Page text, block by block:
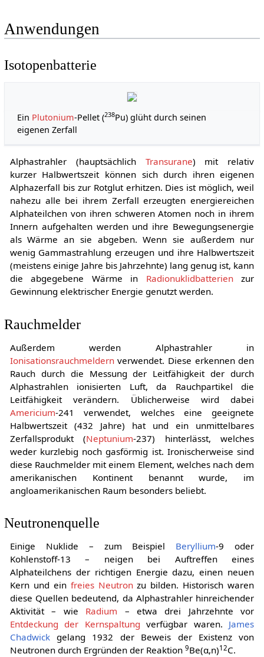
Anwendungen
Isotopenbatterie
Ein Plutonium-Pellet (238Pu) glüht durch seinen
eigenen Zerfall
Alphastrahler (hauptsächlich Transurane) mit relativ
kurzer Halbwertszeit können sich durch ihren eigenen
Alphazerfall bis zur Rotglut erhitzen. Dies ist möglich, weil
nahezu alle bei ihrem Zerfall erzeugten energiereichen
Alphateilchen von ihren schweren Atomen noch in ihrem
Innern aufgehalten werden und ihre Bewegungsenergie
als Wärme an sie abgeben. Wenn sie außerdem nur
wenig Gammastrahlung erzeugen und ihre Halbwertszeit
(meistens einige Jahre bis Jahrzehnte) lang genug ist, kann
die abgegebene Wärme in Radionuklidbatterienzur
Gewinnung elektrischer Energie genutzt werden.
Rauchmelder
Außerdem werden Alphastrahler in
Ionisationsrauchmeldernverwendet. Diese erkennen den
Rauch durch die Messung der Leitfähigkeit der durch
Alphastrahlen ionisierten Luft, da Rauchpartikel die
Leitfähigkeit verändern. Üblicherweise wird dabei
Americium-241 verwendet, welches eine geeignete
Halbwertszeit (432 Jahre) hat und ein unmittelbares
Zerfallsprodukt (Neptunium-237) hinterlässt, welches
weder kurzlebig noch gasförmig ist. Ironischerweise sind
diese Rauchmelder mit einem Element, welches nach dem
amerikanischen Kontinent benannt wurde, im
angloamerikanischen Raum besonders beliebt.
Neutronenquelle
Einige Nuklide – zum Beispiel Beryllium-9 oder
Kohlenstoff-13 – neigen bei Auftreffen eines
Alphateilchens der richtigen Energie dazu, einen neuen
Kern und ein freies Neutronzu bilden. Historisch waren
diese Quellen bedeutend, da Alphastrahler hinreichender
Aktivität – wie Radium – etwa drei Jahrzehnte vor
Entdeckung der Kernspaltung verfügbar waren. James
Chadwickgelang 1932 der Beweis der Existenz von
Neutronen durch Ergründen der Reaktion 9Be(α,n)12C.